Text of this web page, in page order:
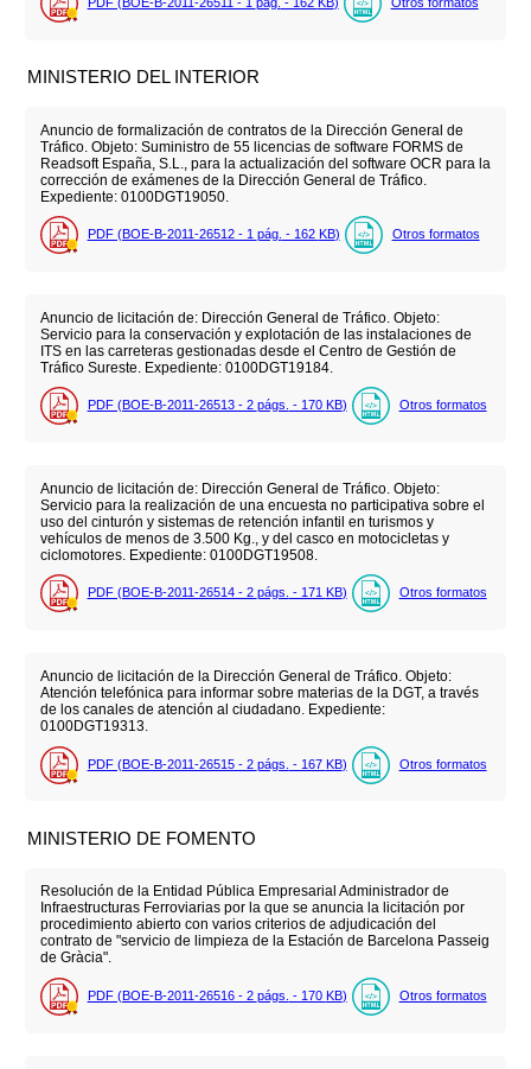
MINISTERIO DEL INTERIOR
Anuncio de formalización de contratos de la Dirección General de
Tráfico. Objeto: Suministro de 55 licencias de software FORMS de
Readsoft España, S.L., para la actualización del software OCR para la
corrección de exámenes de la Dirección General de Tráfico.
Expediente: 0100DGT19050.
PDF (BOE-B-2011-26512 - 1 pág. - 162 KB) Otros formatos
Anuncio de licitación de: Dirección General de Tráfico. Objeto:
Servicio para la conservación y explotación de las instalaciones de
ITS en las carreteras gestionadas desde el Centro de Gestión de
Tráfico Sureste. Expediente: 0100DGT19184.
PDF (BOE-B-2011-26513 - 2 págs. - 170 KB) Otros formatos
Anuncio de licitación de: Dirección General de Tráfico. Objeto:
Servicio para la realización de una encuesta no participativa sobre el
uso del cinturón y sistemas de retención infantil en turismos y
vehículos de menos de 3.500 Kg., y del casco en motocicletas y
ciclomotores. Expediente: 0100DGT19508.
PDF (BOE-B-2011-26514 - 2 págs. - 171 KB) Otros formatos
Anuncio de licitación de la Dirección General de Tráfico. Objeto:
Atención telefónica para informar sobre materias de la DGT, a través
de los canales de atención al ciudadano. Expediente:
0100DGT19313.
PDF (BOE-B-2011-26515 - 2 págs. - 167 KB) Otros formatos
MINISTERIO DE FOMENTO
Resolución de la Entidad Pública Empresarial Administrador de
Infraestructuras Ferroviarias por la que se anuncia la licitación por
procedimiento abierto con varios criterios de adjudicación del
contrato de "servicio de limpieza de la Estación de Barcelona Passeig
de Gràcia".
PDF (BOE-B-2011-26516 - 2 págs. - 170 KB) Otros formatos